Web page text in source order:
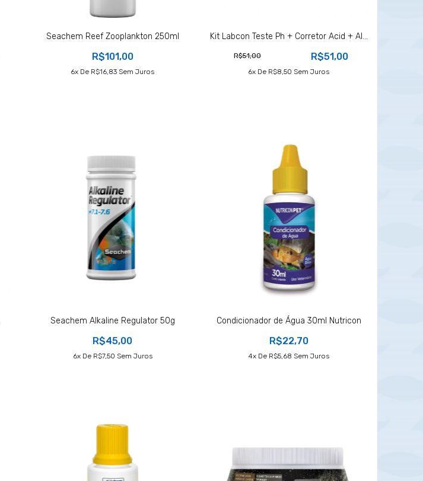
Seachem Reef Zooplankton 250ml
R$101,00
6X De R$16,83 Sem Juros
Kit Labcon Teste Ph + Corretor Acid + Al...
R$51,00 R$51,00
6X De R$8,50 Sem Juros
Seachem Alkaline Regulator 50g
R$45,00
6X De R$7,50 Sem Juros
Condicionador de Água 30ml Nutricon
R$22,70
4X De R$5,68 Sem Juros